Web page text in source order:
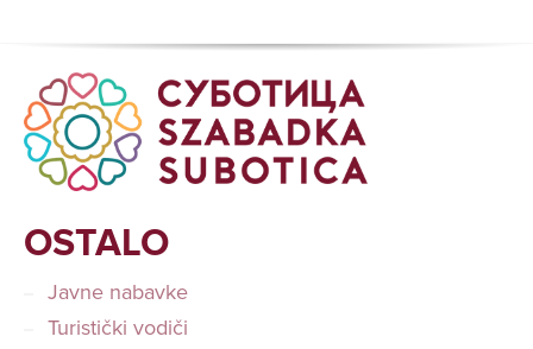
OSTALO
Javne nabavke
Turistički vodiči